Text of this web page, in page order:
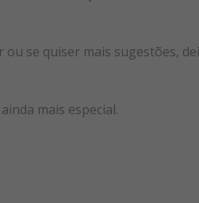
se quiser mais sugestões,
mais especial.